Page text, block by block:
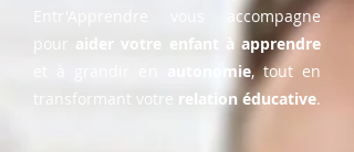
Entr'Apprendre vous accompagne
pour aider votre enfant à apprendre
autonomie, tout en
transformant votre relation éducative.